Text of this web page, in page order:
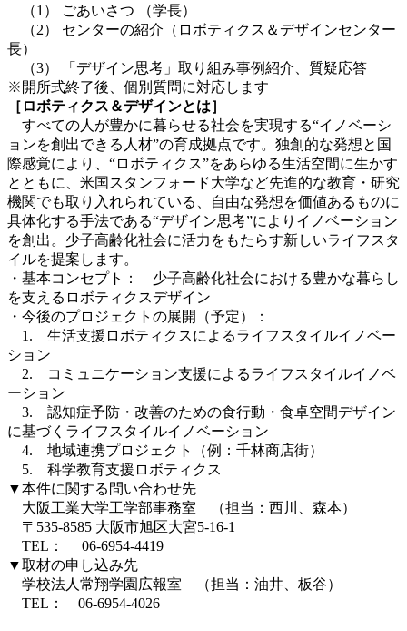
（1） ごあいさつ （学長）
（2） センターの紹介（ロボティクス＆デザインセンター
長）
（3） 「デザイン思考」取り組み事例紹介、質疑応答
※開所式終了後、個別質問に対応します
［ロボティクス＆デザインとは］
すべての人が豊かに暮らせる社会を実現する“イノベーシ
ョンを創出できる人材”の育成拠点です。独創的な発想と国
際感覚により、“ロボティクス”をあらゆる生活空間に生かす
とともに、米国スタンフォード大学など先進的な教育・研究
機関でも取り入れられている、自由な発想を価値あるものに
具体化する手法である“デザイン思考”によりイノベーション
を創出。少子高齢化社会に活力をもたらす新しいライフスタ
イルを提案します。
・基本コンセプト： 少子高齢化社会における豊かな暮らし
を支えるロボティクスデザイン
・今後のプロジェクトの展開（予定）：
1. 生活支援ロボティクスによるライフスタイルイノベー
ション
2. コミュニケーション支援によるライフスタイルイノベ
ーション
3. 認知症予防・改善のための食行動・食卓空間デザイン
に基づくライフスタイルイノベーション
4. 地域連携プロジェクト（例：千林商店街）
5. 科学教育支援ロボティクス
▼本件に関する問い合わせ先
大阪工業大学工学部事務室 （担当：西川、森本）
〒535-8585 大阪市旭区大宮5-16-1
TEL： 06-6954-4419
▼取材の申し込み先
学校法人常翔学園広報室 （担当：油井、板谷）
TEL： 06-6954-4026